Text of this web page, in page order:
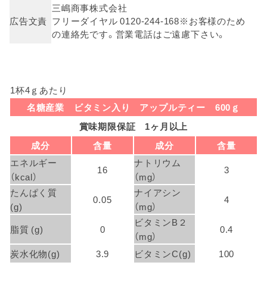
広告文責
三嶋商事株式会社
フリーダイヤル 0120-244-168※お客様のため
の連絡先です。営業電話はご遠慮下さい。
1杯4ｇあたり
名糖産業 ビタミン入り アップルティー 600ｇ
賞味期限保証 1ヶ月以上
成分
含量 成分
含量
エネルギー
（kcal）
16
ナトリウム
（mg）
3
たんぱく質
(g)
0.05
ナイアシン
（mg）
4
脂質 (g) 0
ビタミンB２
（mg）
0.4
炭水化物(g)
3.9 ビタミンC(g) 100